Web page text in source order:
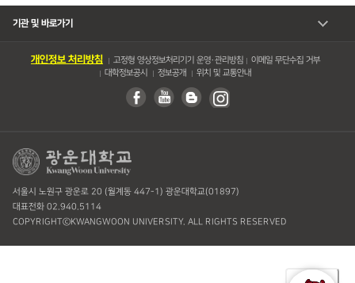
기관 및 바로가기
개인정보 처리방침 고정형 영상정보처리기기 운영・관리방침
이메일 무단수집 거부
대학정보공시
정보공개 위치 및 교통안내
서울시 노원구 광운로 20 (월계동 447-1) 광운대학교(01897)
대표전화 02.940.5114
COPYRIGHTⓒKWANGWOON UNIVERSITY. ALL RIGHTS RESERVED